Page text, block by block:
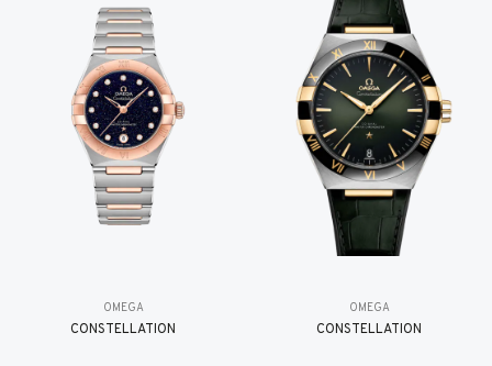
OMEGA
CONSTELLATION
OMEGA
CONSTELLATION